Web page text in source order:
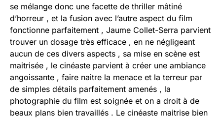
se mélange donc une facette de thriller mâtiné
d’horreur , et la fusion avec l’autre aspect du film
fonctionne parfaitement , Jaume Collet-Serra parvient
trouver un dosage très efficace , en ne négligeant
aucun de ces divers aspects , sa mise en scène est
maitrisée , le cinéaste parvient à créer une ambiance
angoissante , faire naitre la menace et la terreur par
de simples détails parfaitement amenés , la
photographie du film est soignée et on a droit à de
beaux plans bien travaillés . Le cinéaste maitrise bien